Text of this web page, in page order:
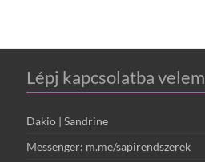
Lépj kapcsolatba velem
Dakio | Sandrine
Messenger: m.me/sapirendszerek